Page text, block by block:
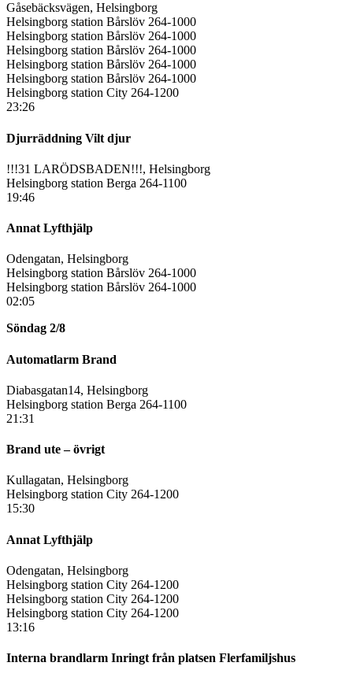
Gåsebäcksvägen, Helsingborg
Helsingborg station Bårslöv 264-1000
Helsingborg station Bårslöv 264-1000
Helsingborg station Bårslöv 264-1000
Helsingborg station Bårslöv 264-1000
Helsingborg station Bårslöv 264-1000
Helsingborg station City 264-1200
23:26
Djurräddning Vilt djur
!!!31 LARÖDSBADEN!!!, Helsingborg
Helsingborg station Berga 264-1100
19:46
Annat Lyfthjälp
Odengatan, Helsingborg
Helsingborg station Bårslöv 264-1000
Helsingborg station Bårslöv 264-1000
02:05
Söndag 2/8
Automatlarm Brand
Diabasgatan14, Helsingborg
Helsingborg station Berga 264-1100
21:31
Brand ute – övrigt
Kullagatan, Helsingborg
Helsingborg station City 264-1200
15:30
Annat Lyfthjälp
Odengatan, Helsingborg
Helsingborg station City 264-1200
Helsingborg station City 264-1200
Helsingborg station City 264-1200
13:16
Interna brandlarm Inringt från platsen Flerfamiljshus